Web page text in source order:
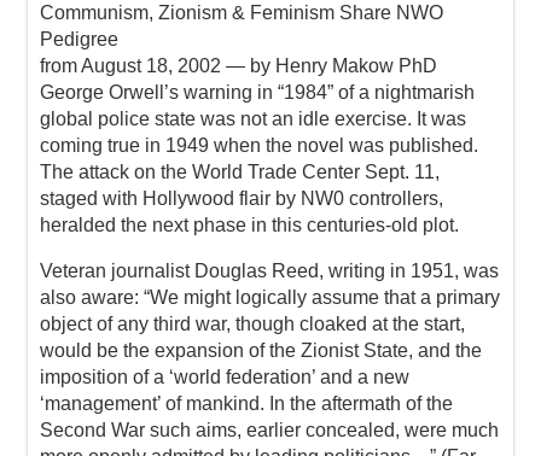
Communism, Zionism & Feminism Share NWO
Pedigree
from August 18, 2002 — by Henry Makow PhD
George Orwell’s warning in “1984” of a nightmarish
global police state was not an idle exercise. It was
coming true in 1949 when the novel was published.
The attack on the World Trade Center Sept. 11,
staged with Hollywood flair by NW0 controllers,
heralded the next phase in this centuries-old plot.
Veteran journalist Douglas Reed, writing in 1951, was
also aware: “We might logically assume that a primary
object of any third war, though cloaked at the start,
would be the expansion of the Zionist State, and the
imposition of a ‘world federation’ and a new
‘management’ of mankind. In the aftermath of the
Second War such aims, earlier concealed, were much